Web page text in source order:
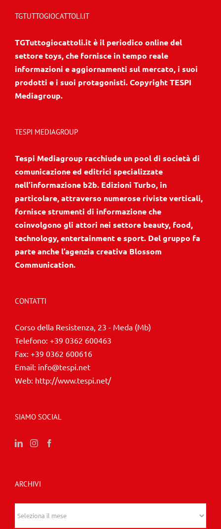
TGTUTTOGIOCATTOLI.IT
TGTuttogiocattoli.it è il periodico online del
settore toys, che fornisce in tempo reale
informazioni e aggiornamenti sul mercato, i suoi
prodotti e i suoi protagonisti. Copyright TESPI
Mediagroup.
TESPI MEDIAGROUP
Tespi Mediagroup racchiude un pool di società di
comunicazione ed editrici specializzate
nell’informazione b2b. Edizioni Turbo, in
particolare, attraverso numerose riviste verticali,
fornisce strumenti di informazione che
coinvolgono gli attori nei settore beauty, food,
technology, entertainment e sport. Del gruppo fa
parte anche l’agenzia creativa Blossom
Communication.
CONTATTI
Corso della Resistenza, 23 - Meda (Mb)
Telefono: +39 0362 600463
Fax: +39 0362 600616
Email: info@tespi.net
Web: http://www.tespi.net/
SIAMO SOCIAL
ARCHIVI